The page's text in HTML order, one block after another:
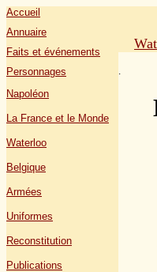
Accueil
Annuaire
Faits et événements
Personnages
Napoléon
La France et le Monde
Waterloo
Belgique
Armées
Uniformes
Reconstitution
Publications
.